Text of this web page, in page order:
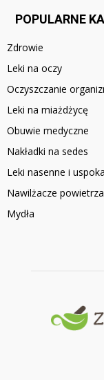
POPULARNE
Zdrowie
Leki na oczy
Oczyszczanie
Leki na miażdżycę
Obuwie medyczne
Nakładki na sedes
Leki nasenne i
Nawilżacze powietrza
Mydła